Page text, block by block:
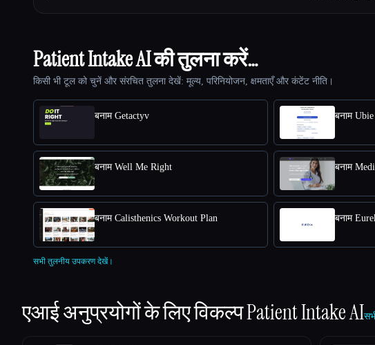
Patient Intake AI की तुलना करें…
किसी भी टूल को चुनें और संरचित तुलना देखें: मूल्य, परिनियोजन, क्षमताएँ और कंटेंट नीति।
बनाम Getactyv बनाम
बनाम Well Me Right बनाम
बनाम Calisthenics Workout Plan बनाम
सभी तुलनीय उपकरण देखें।
एआई अनुप्रयोगों के लिए विकल्पPatient Intake AI